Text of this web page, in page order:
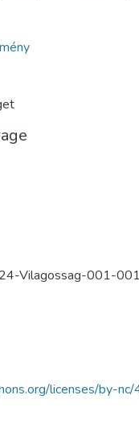
Vilagossag-001-
licenses/by-nc/